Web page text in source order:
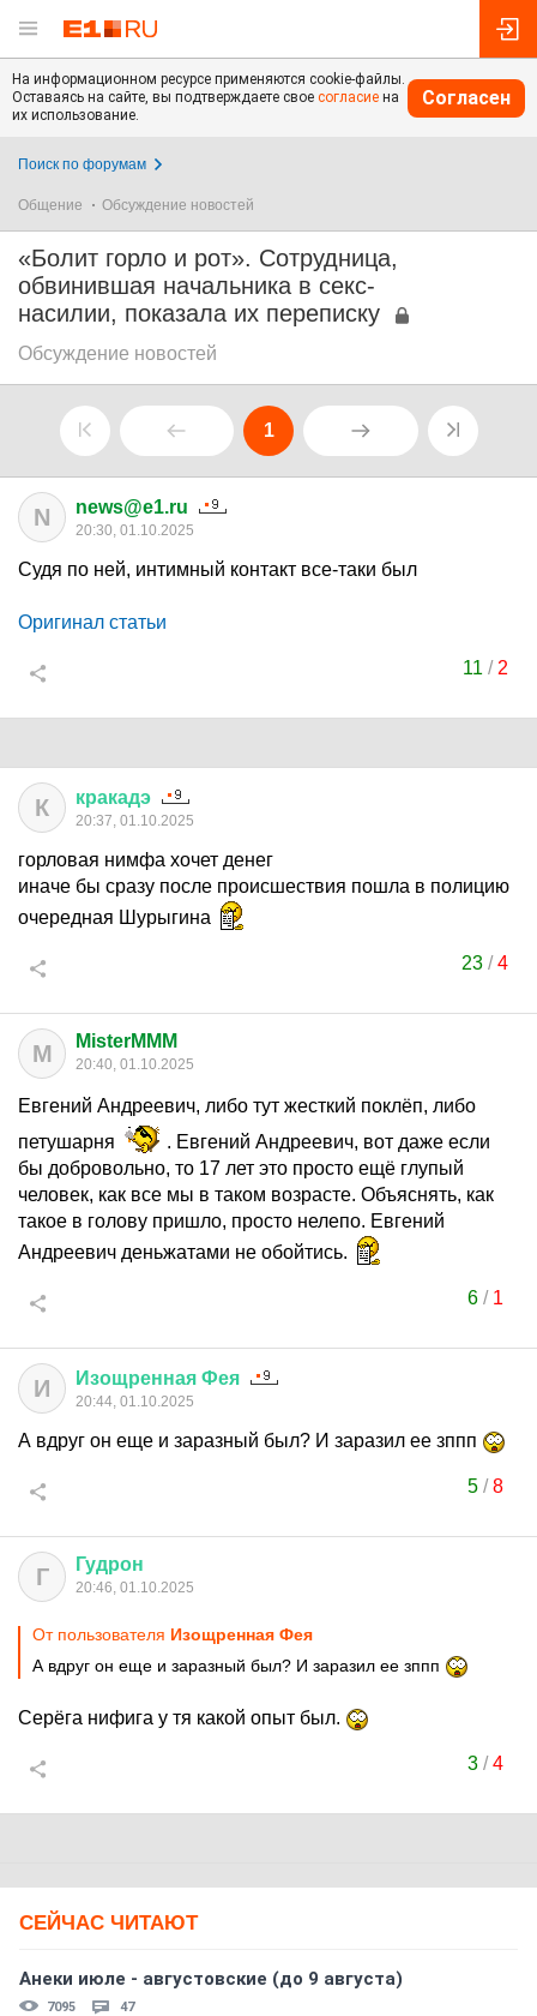
На информационном ресурсе применяются cookie-файлы.
Оставаясь на сайте, вы подтверждаете свое согласие на
их использование.
Согласен
Поиск по форумам
Общение Обсуждение новостей
«Болит горло и рот». Сотрудница,
обвинившая начальника в секс-
насилии, показала их переписку
Обсуждение новостей
1
N news@e1.ru
20:30, 01.10.2025
Судя по ней, интимный контакт все-таки был
Оригинал статьи
11 / 2
К кракадэ
20:37, 01.10.2025
горловая нимфа хочет денег
иначе бы сразу после происшествия пошла в полицию
очередная Шурыгина
23 /4
M MisterMMM
20:40, 01.10.2025
Евгений Андреевич, либо тут жесткий поклёп, либо
петушарня
. Евгений Андреевич, вот даже если
бы добровольно, то 17 лет это просто ещё глупый
человек, как все мы в таком возрасте. Объяснять, как
такое в голову пришло, просто нелепо. Евгений
Андреевич деньжатами не обойтись.
6/ 1
И Изощренная Фея
20:44, 01.10.2025
А вдруг он еще и заразный был? И заразил ее зппп
5/8
Г Гудрон
20:46, 01.10.2025
От пользователя Изощренная Фея
А вдруг он еще и заразный был? И заразил ее зппп
Серёга нифига у тя какой опыт был.
3/4
СЕЙЧАС ЧИТАЮТ
Анеки июле - августовские (до 9 августа)
7095 47